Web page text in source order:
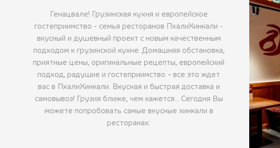
Генацвале! Грузинская кухня и европейское
гостеприимство - семья ресторанов ПхалиХинкали -
вкусный и душевный проект с новым качественным
подходом к грузинской кухне. Домашняя обстановка,
приятные цены, оригинальные рецепты, европейский
подход, радушие и гостеприимство – все это ждет
вас в ПхалиХинкали. Вкусная и быстрая доставка и
самовывоз! Грузия ближе, чем кажется... Сегодня Вы
можете попробовать самые вкусные хинкали в
ресторанах: